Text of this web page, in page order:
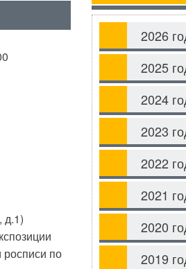
д.1)
росписи по
2026
2025
2024
2023
2022
2021
2020
2019